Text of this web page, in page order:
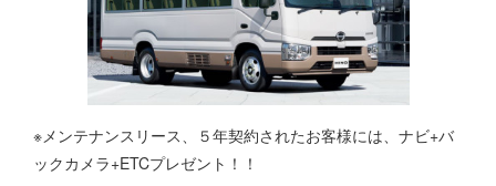
※メンテナンスリース、５年契約されたお客様には、ナビ+バ
ックカメラ+ETCプレゼント！！